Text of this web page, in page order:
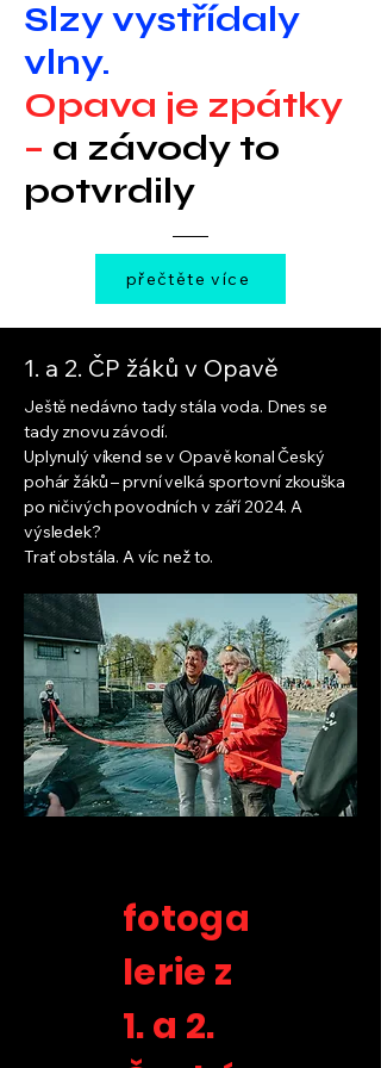
Slzy vystřídaly
vlny.
Opava je zpátky
– a závody to
potvrdily
přečtěte více
1. a 2. ČP žáků v Opavě
Ještě nedávno tady stála voda. Dnes se
tady znovu závodí.
Uplynulý víkend se v Opavě konal Český
pohár žáků – první velká sportovní zkouška
po ničivých povodních v září 2024. A
výsledek?
Trať obstála. A víc než to.
fotoga
lerie z
1. a 2.